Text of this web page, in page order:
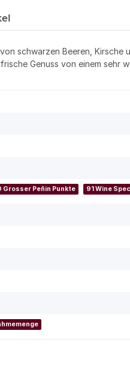
schwarzen Beeren,
Genuss von einem sehr
Grosser Peñin Punkte 91 Wine